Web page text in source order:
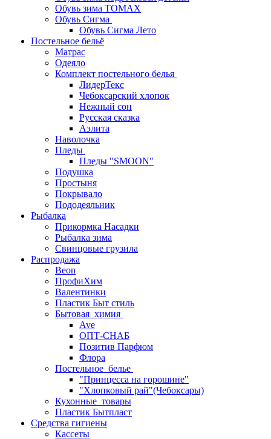
Обувь зима ТОМАХ
Обувь Сигма
Обувь Сигма Лето
Постельное бельё
Матрас
Одеяло
Комплект постельного белья
ЛидерТекс
Чебоксарский хлопок
Нежный сон
Русская сказка
Аэлита
Наволочка
Пледы
Пледы "SMOON"
Подушка
Простыня
Покрывало
Пододеяльник
Рыбалка
Прикормка Насадки
Рыбалка зима
Свинцовые грузила
Распродажа
Beon
ПрофиХим
Валентинки
Пластик Быт стиль
Бытовая_химия
Ave
ОПТ-СНАБ
Позитив Парфюм
Флора
Постельное_белье
"Принцесса на горошине"
"Хлопковый рай"(Чебоксары)
Кухонные_товары
Пластик Бытпласт
Средства гигиены
Кассеты